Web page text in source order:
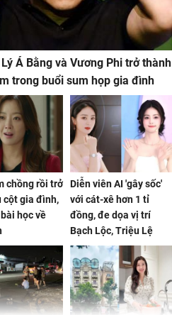
Á Bằng và Vương Phi trở thành
trong buổi sum họp gia đình
chồng rồi trở
cột gia đình,
học về
Diễn viên AI 'gây sốc'
với cát-xê hơn 1 tỉ
đồng, đe dọa vị trí
Bạch Lộc, Triệu Lệ
Dĩnh